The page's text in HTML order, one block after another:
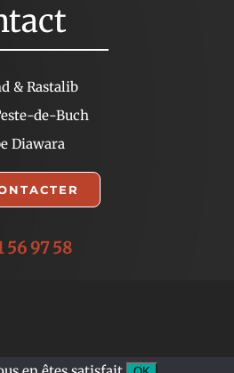
& Rastalib
de-Buch
Diawara
56 97 58